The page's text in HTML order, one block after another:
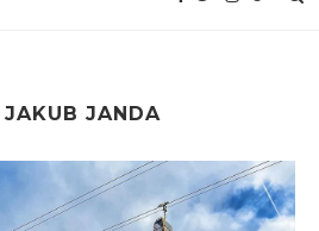
JAKUB JANDA